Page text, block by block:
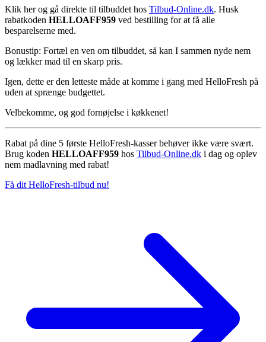
Klik her og gå direkte til tilbuddet hos Tilbud-Online.dk. Husk
rabatkoden HELLOAFF959 ved bestilling for at få alle
besparelserne med.
Bonustip: Fortæl en ven om tilbuddet, så kan I sammen nyde nem
og lækker mad til en skarp pris.
Igen, dette er den letteste måde at komme i gang med HelloFresh på
uden at sprænge budgettet.
Velbekomme, og god fornøjelse i køkkenet!
Rabat på dine 5 første HelloFresh-kasser behøver ikke være svært.
Brug koden HELLOAFF959 hos Tilbud-Online.dk i dag og oplev
nem madlavning med rabat!
Få dit HelloFresh-tilbud nu!